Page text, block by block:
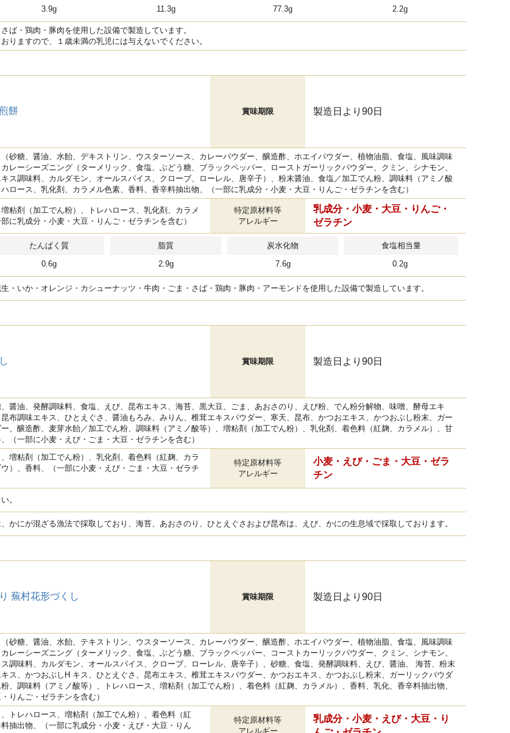
3.9g 11.3g 77.3g 2.2g
ば・鶏肉・豚肉を使用した設備で製造しています。
りますので、１歳未満の乳児には与えないでください。
餅 賞味期限 製造日より90日
砂糖、醤油、水飴、デキストリン、ウスターソース、カレーパウダー、醸造酢、ホエイパウダー、植物油脂、食塩、風味調味
レーシーズニング（ターメリック、食塩、ぶどう糖、ブラックペッパー、ローストガーリックパウダー、クミン、シナモン、
ス調味料、カルダモン、オールスパイス、クローブ、ローレル、唐辛子）、粉末醤油、食塩／加工でん粉、調味料（アミノ酸
ロース、乳化剤、カラメル色素、香料、香辛料抽出物、（一部に乳成分・小麦・大豆・りんご・ゼラチンを含む）
粘剤（加工でん粉）、トレハロース、乳化剤、カラメ
に乳成分・小麦・大豆・りんご・ゼラチンを含む）
特定原材料等
アレルギー
乳成分・小麦・大豆・りんご・
ゼラチン
たんぱく質 脂質 炭水化物
食塩相当量
0.6g 2.9g 7.6g 0.2g
・いか・オレンジ・カシューナッツ・牛肉・ごま・さば・鶏肉・豚肉・アーモンドを使用した設備で製造しています。
賞味期限 製造日より90日
醤油、発酵調味料、食塩、えび、昆布エキス、海苔、黒大豆、ごま、あおさのり、えび粉、でん粉分解物、味噌、酵母エキ
布調味エキス、ひとえぐさ、醤油もろみ、みりん、椎茸エキスパウダー、寒天、昆布、かつおエキス、かつおぶし粉末、ガー
、醸造酢、麦芽水飴／加工でん粉、調味料（アミノ酸等）、増粘剤（加工でん粉）、乳化剤、着色料（紅麹、カラメル）、甘
（一部に小麦・えび・ごま・大豆・ゼラチンを含む）
増粘剤（加工でん粉）、乳化剤、着色料（紅麹、カラ
）、香料、（一部に小麦・えび・ごま・大豆・ゼラチ
特定原材料等
アレルギー
小麦・えび・ごま・大豆・ゼラ
チン
。
かにが混ざる漁法で採取しており、海苔、あおさのり、ひとえぐさおよび昆布は、えび、かにの生息域で採取しております。
蕪村花形づくし 賞味期限 製造日より90日
砂糖、醤油、水飴、テキストリン、ウスターソース、カレーパウダー、醸造酢、ホエイパウダー、植物油脂、食塩、風味調味
レーシーズニング（ターメリック、食塩、ぶどう糖、ブラックペッパー、コーストカーリックパウダー、クミン、シナモン、
調味料、カルダモン、オールスパイス、クローブ、ローレル、唐辛子）、砂糖、食塩、発酵調味料、えび、醤油、 海苔、粉末
ス、かつおぶしH キス、ひとえぐさ、昆布エキス、椎茸エキスパウダー、かつおエキス、かつおぶし粉末、ガーリックパウダ
、調味料（アミノ酸等）、トレハロース、増粘剤（加工でん粉）、着色料（紅麹、カラメル）、香料、乳化、香辛料抽出物、
りんご・ゼラチンを含む）
トレハロース、増粘剤（加工でん粉）、着色料（紅
抽出物、（一部に乳成分・小麦・えび・大豆・りん
特定原材料等
アレルギー
乳成分・小麦・えび・大豆・り